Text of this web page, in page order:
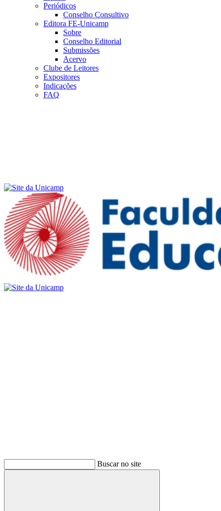
Periódicos
Conselho Consultivo
Editora FE-Unicamp
Sobre
Conselho Editorial
Submissões
Acervo
Clube de Leitores
Expositores
Indicações
FAQ
Buscar no site